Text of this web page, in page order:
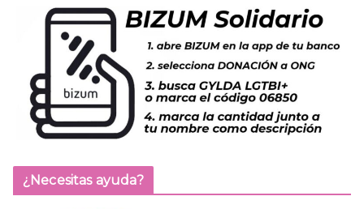
¿Necesitas ayuda?